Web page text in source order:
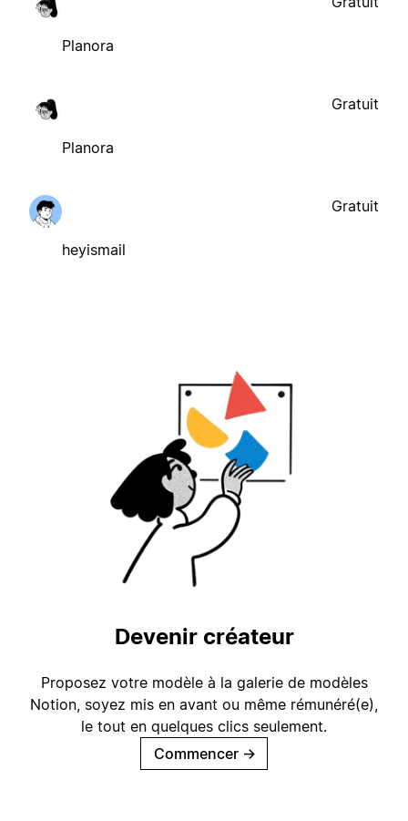
Planora
Planora
Gratuit
heyismail
Gratuit
Devenir créateur
Proposez votre modèle à la galerie de modèles
Notion, soyez mis en avant ou même rémunéré(e),
le tout en quelques clics seulement.
Commencer →